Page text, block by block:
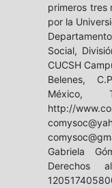
primeros tres
por la
Social,
CUCSH
Belenes,
México,
http://
Gabriela
Derechos